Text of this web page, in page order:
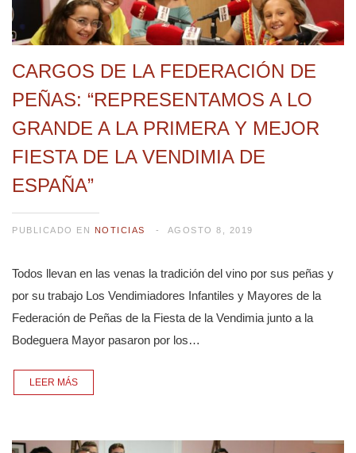
CARGOS DE LA FEDERACIÓN DE
PEÑAS: “REPRESENTAMOS A LO
GRANDE A LA PRIMERA Y MEJOR
FIESTA DE LA VENDIMIA DE
ESPAÑA”
PUBLICADO EN NOTICIAS AGOSTO 8, 2019
Todos llevan en las venas la tradición del vino por sus peñas y
por su trabajo Los Vendimiadores Infantiles y Mayores de la
Federación de Peñas de la Fiesta de la Vendimia junto a la
Bodeguera Mayor pasaron por los…
LEER MÁS